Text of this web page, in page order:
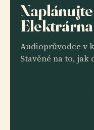
Naplánujte
Audioprůvodce v
Stavěné na to, jak